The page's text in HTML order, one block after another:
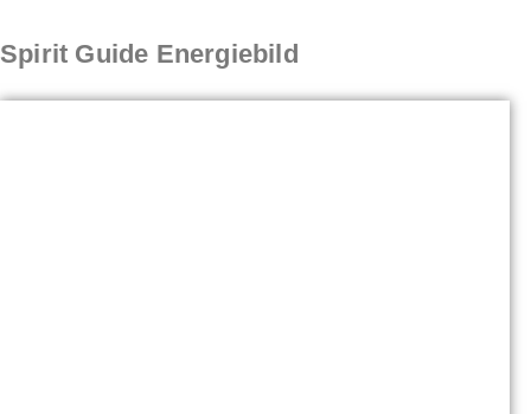
Spirit Guide Energiebild